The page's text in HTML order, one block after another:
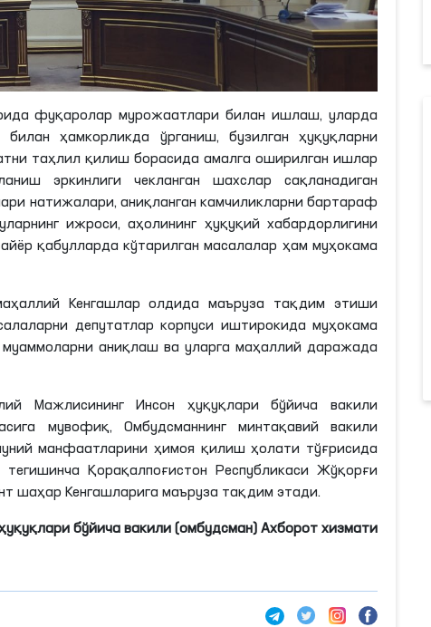
фуқаролар мурожаатлари билан ишлаш, уларда
ҳамкорликда ўрганиш, бузилган ҳуқуқларни
таҳлил қилиш борасида амалга оширилган ишлар
эркинлиги чекланган шахслар сақланадиган
натижалари, аниқланган камчиликларни бартараф
ижроси, аҳолининг ҳуқуқий хабардорлигини
қабулларда кўтарилган масалалар ҳам муҳокама
Кенгашлар олдида маъруза тақдим этиши
депутатлар корпуси иштирокида муҳокама
аниқлаш ва уларга маҳаллий даражада
Мажлисининг Инсон ҳуқуқлари бўйича вакили
мувофиқ, Омбудсманнинг минтақавий вакили
манфаатларини ҳимоя қилиш ҳолати тўғрисида
Қорақалпоғистон Республикаси Жўқорғи
шаҳар Кенгашларига маъруза тақдим этади.
бўйича вакили (омбудсман) Ахборот хизмати